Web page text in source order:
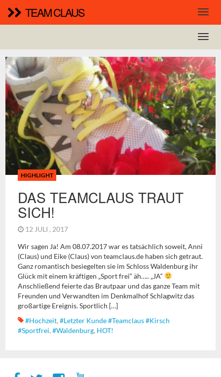
TEAM CLAUS
HIGHLIGHT
DAS TEAMCLAUS TRAUT
SICH!
12 JULI , 2017
Wir sagen Ja! Am 08.07.2017 war es tatsächlich soweit, Anni
(Claus) und Eike (Claus) von teamclaus.de haben sich getraut.
Ganz romantisch besiegelten sie im Schloss Waldenburg ihr
Glück mit einem kräftigen „Sport frei“ äh….. „JA“
Anschließend feierte das Brautpaar und das ganze Team mit
Freunden und Verwandten im Denkmalhof Schlagwitz das
großartige Ereignis. Sportlich […]
#Hochzeit,#letzter Kunde #teamclaus #kirsch
#sportfrei,#Waldenburg, HOT!